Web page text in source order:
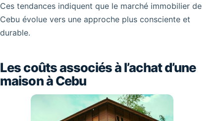
Ces tendances indiquent que le marché immobilier de
Cebu évolue vers une approche plus consciente et
durable.
Les coûts associés à l’achat d’une
maison à Cebu